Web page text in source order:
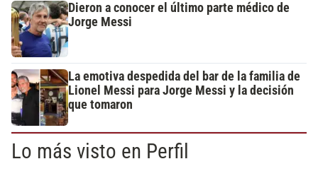
Dieron a conocer el último parte médico de
Jorge Messi
La emotiva despedida del bar de la familia de
Lionel Messi para Jorge Messi y la decisión
que tomaron
Lo más visto en Perfil